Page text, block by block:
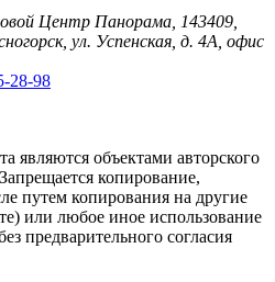
Центр Панорама, 143409,
ул. Успенская, д. 4А, офис
28-98
являются объектами авторского
копирование,
путем копирования на другие
или любое иное использование
предварительного согласия